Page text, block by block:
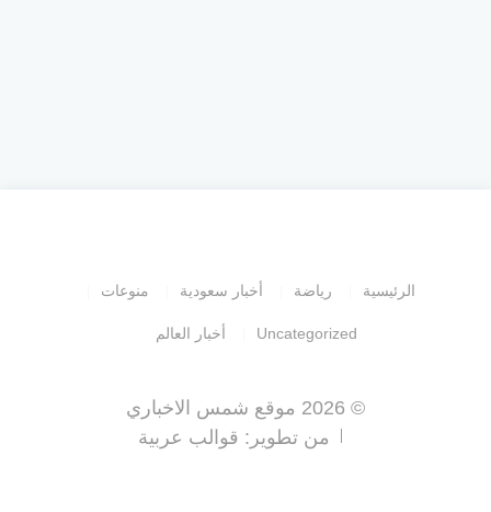
الرئيسية رياضة أخبار سعودية منوعات
Uncategorized أخبار العالم
© 2026 موقع شمس الاخباري
من تطوير: قوالب عربية